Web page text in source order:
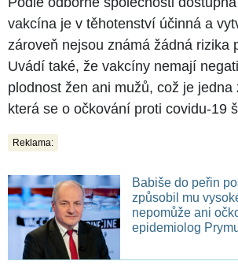
vakcína je v těhotenství účinná a
zároveň nejsou známá žádná rizika
Uvádí také, že vakcíny nemají
plodnost žen ani mužů, což je jedna
která se o očkování proti covidu-19
Reklama:
Babiše do peřin
způsobil mu
nepomůže ani
epidemiolog